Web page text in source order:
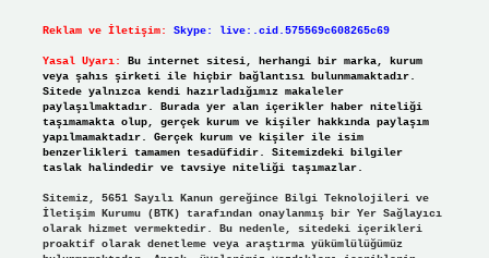
Reklam ve İletişim: Skype: live:.cid.575569c608265c69
Yasal Uyarı:
Bu internet sitesi, herhangi bir marka, kurum
veya şahıs şirketi ile hiçbir bağlantısı bulunmamaktadır.
Sitede yalnızca kendi hazırladığımız makaleler
paylaşılmaktadır. Burada yer alan içerikler haber niteliği
taşımamakta olup, gerçek kurum ve kişiler hakkında paylaşım
yapılmamaktadır. Gerçek kurum ve kişiler ile isim
benzerlikleri tamamen tesadüfidir. Sitemizdeki bilgiler
taslak halindedir ve tavsiye niteliği taşımazlar.
Sitemiz, 5651 Sayılı Kanun gereğince Bilgi Teknolojileri ve
İletişim Kurumu (BTK) tarafından onaylanmış bir Yer Sağlayıcı
olarak hizmet vermektedir. Bu nedenle, sitedeki içerikleri
proaktif olarak denetleme veya araştırma yükümlülüğümüz